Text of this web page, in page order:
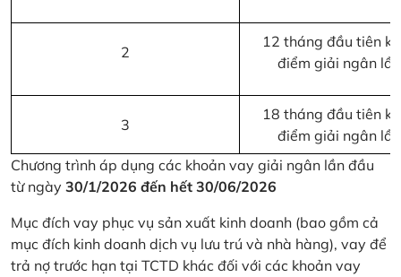
2
12 tháng đầu tiên
điểm giải ngân
3
18 tháng đầu tiên
điểm giải ngân
Chương trình áp dụng các khoản vay giải ngân lần đầu
từ ngày 30/1/2026 đến hết 30/06/2026
Mục đích vay phục vụ sản xuất kinh doanh (bao gồm cả
mục đích kinh doanh dịch vụ lưu trú và nhà hàng), vay để
trả nợ trước hạn tại TCTD khác đối với các khoản vay